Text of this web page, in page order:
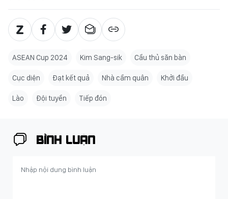
ASEAN Cup 2024 Kim Sang-sik Cầu thủ săn bàn
Cục diện Đạt kết quả Nhà cầm quân Khởi đầu
Lào Đội tuyển Tiếp đón
BÌNH LUẬN